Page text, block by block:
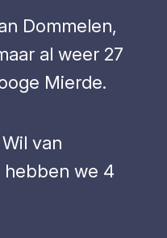
Dommelen,
al weer 27
Mierde.
van
hebben we 4